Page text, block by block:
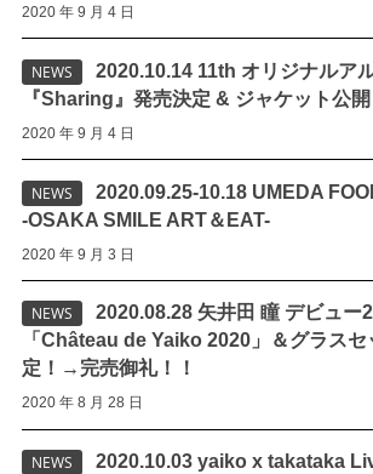
2020 年 9 月 4 日
NEWS
2020.10.14 11th オリジナルア
『Sharing』発売決定 & ジャケット公開
2020 年 9 月 4 日
NEWS
2020.09.25-10.18 UMEDA
-OSAKA SMILE ART＆EAT-
2020 年 9 月 3 日
NEWS
2020.08.28 矢井田 瞳 デビュー
「Château de Yaiko 2020」＆グラス
定！→完売御礼！！
2020 年 8 月 28 日
NEWS
2020.10.03 yaiko x takataka